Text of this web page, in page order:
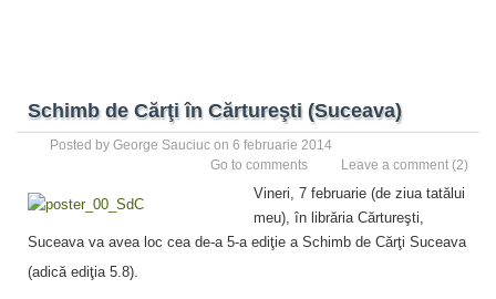
Schimb de Cărţi în Cărtureşti (Suceava)
Posted by George Sauciuc on 6 februarie 2014
Leave a comment (2)
Go to comments
Vineri, 7 februarie (de ziua tatălui
meu), în librăria Cărtureşti,
Suceava va avea loc cea de-a 5-a ediţie a Schimb de Cărţi Suceava
(adică ediţia 5.8).